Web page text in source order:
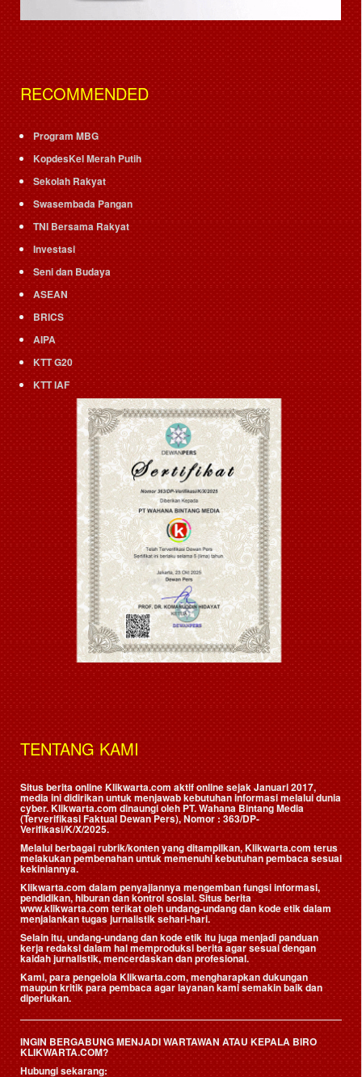
RECOMMENDED
Program MBG
KopdesKel Merah Putih
Sekolah Rakyat
Swasembada Pangan
TNI Bersama Rakyat
Investasi
Seni dan Budaya
ASEAN
BRICS
AIPA
KTT G20
KTT IAF
TENTANG KAMI
Situs berita online Klikwarta.com aktif online sejak Januari 2017,
media ini didirikan untuk menjawab kebutuhan informasi melalui dunia
cyber. Klikwarta.com dinaungi oleh PT. Wahana Bintang Media
(Terverifikasi Faktual Dewan Pers), Nomor : 363/DP-
Verifikasi/K/X/2025.
Melalui berbagai rubrik/konten yang ditampilkan, Klikwarta.com terus
melakukan pembenahan untuk memenuhi kebutuhan pembaca sesuai
kekiniannya.
Klikwarta.com dalam penyajiannya mengemban fungsi informasi,
pendidikan, hiburan dan kontrol sosial. Situs berita
www.klikwarta.com terikat oleh undang-undang dan kode etik dalam
menjalankan tugas jurnalistik sehari-hari.
Selain itu, undang-undang dan kode etik itu juga menjadi panduan
kerja redaksi dalam hal memproduksi berita agar sesuai dengan
kaidah jurnalistik, mencerdaskan dan profesional.
Kami, para pengelola Klikwarta.com, mengharapkan dukungan
maupun kritik para pembaca agar layanan kami semakin baik dan
diperlukan.
INGIN BERGABUNG MENJADI WARTAWAN ATAU KEPALA BIRO
KLIKWARTA.COM?
Hubungi sekarang: